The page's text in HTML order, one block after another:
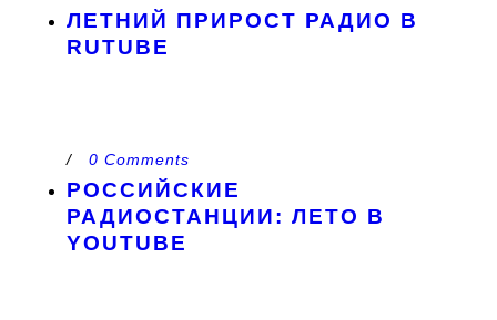
ЛЕТНИЙ ПРИРОСТ РАДИО В
RUTUBE
/ 0 Comments
РОССИЙСКИЕ
РАДИОСТАНЦИИ: ЛЕТО В
YOUTUBE